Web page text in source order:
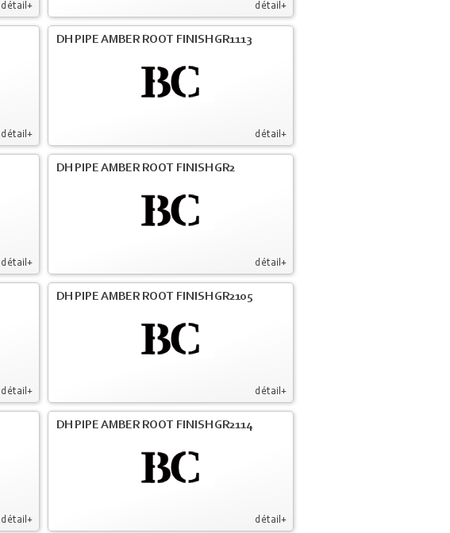
détail+ détail+
détail+ détail+
DH PIPE AMBER ROOT FINISH GR1113
détail+ détail+
DH PIPE AMBER ROOT FINISH GR2
détail+ détail+
DH PIPE AMBER ROOT FINISH GR2105
détail+ détail+
DH PIPE AMBER ROOT FINISH GR2114